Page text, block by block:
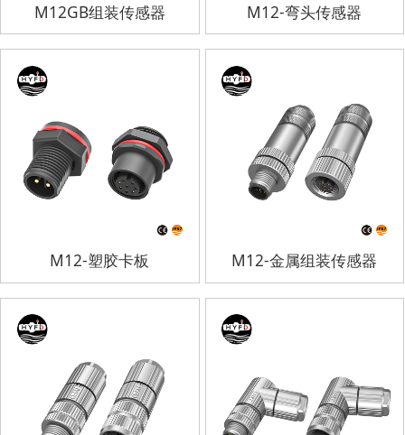
M12GB组装传感器 M12-弯头传感器
M12-塑胶卡板 M12-金属组装传感器